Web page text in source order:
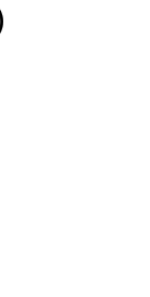
340 მლ.